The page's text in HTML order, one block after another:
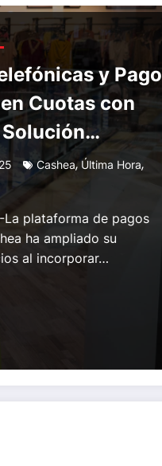
Financiera
y Pago
Cuotas con
Cashea,Última Hora,
La plataforma de pagos
ha ampliado su
al incorporar…